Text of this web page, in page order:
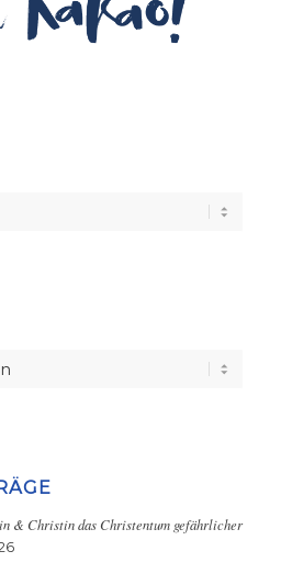
& Christin das Christentum gefährlicher